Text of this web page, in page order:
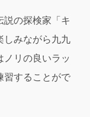
説の探検家「キ
しみながら九九
リの良いラッ
習することがで